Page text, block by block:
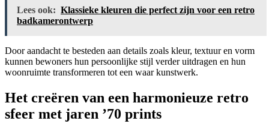
Lees ook: Klassieke kleuren die perfect zijn voor een retro
badkamerontwerp
Door aandacht te besteden aan details zoals kleur, textuur en vorm
kunnen bewoners hun persoonlijke stijl verder uitdragen en hun
woonruimte transformeren tot een waar kunstwerk.
Het creëren van een harmonieuze retro
sfeer met jaren ’70 prints